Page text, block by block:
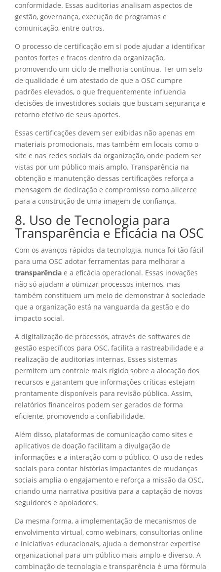
conformidade. Essas auditorias analisam aspectos de
gestão, governança, execução de programas e
comunicação, entre outros.
O processo de certificação em si pode ajudar a identificar
pontos fortes e fracos dentro da organização,
promovendo um ciclo de melhoria contínua. Ter um selo
de qualidade é um atestado de que a OSC cumpre
padrões elevados, o que frequentemente influencia
decisões de investidores sociais que buscam segurança e
retorno efetivo de seus aportes.
Essas certificações devem ser exibidas não apenas em
materiais promocionais, mas também em locais como o
site e nas redes sociais da organização, onde podem ser
vistas por um público mais amplo. Transparência na
obtenção e manutenção dessas certificações reforça a
mensagem de dedicação e compromisso como alicerce
para a construção de uma imagem de confiança.
8. Uso de Tecnologia para
Transparência e Eficácia na OSC
Com os avanços rápidos da tecnologia, nunca foi tão fácil
para uma OSC adotar ferramentas para melhorar a
transparência e a eficácia operacional. Essas inovações
não só ajudam a otimizar processos internos, mas
também constituem um meio de demonstrar à sociedade
que a organização está na vanguarda da gestão e do
impacto social.
A digitalização de processos, através de softwares de
gestão específicos para OSC, facilita a rastreabilidade e a
realização de auditorias internas. Esses sistemas
permitem um controle mais rígido sobre a alocação dos
recursos e garantem que informações críticas estejam
prontamente disponíveis para revisão pública. Assim,
relatórios financeiros podem ser gerados de forma
eficiente, promovendo a confiabilidade.
Além disso, plataformas de comunicação como sites e
aplicativos de doação facilitam a divulgação de
informações e a interação com o público. O uso de redes
sociais para contar histórias impactantes de mudanças
sociais amplia o engajamento e reforça a missão da OSC,
criando uma narrativa positiva para a captação de novos
seguidores e apoiadores.
Da mesma forma, a implementação de mecanismos de
envolvimento virtual, como webinars, consultorias online
e iniciativas educacionais, ajuda a demonstrar expertise
organizacional para um público mais amplo e diverso. A
combinação de tecnologia e transparência é uma fórmula